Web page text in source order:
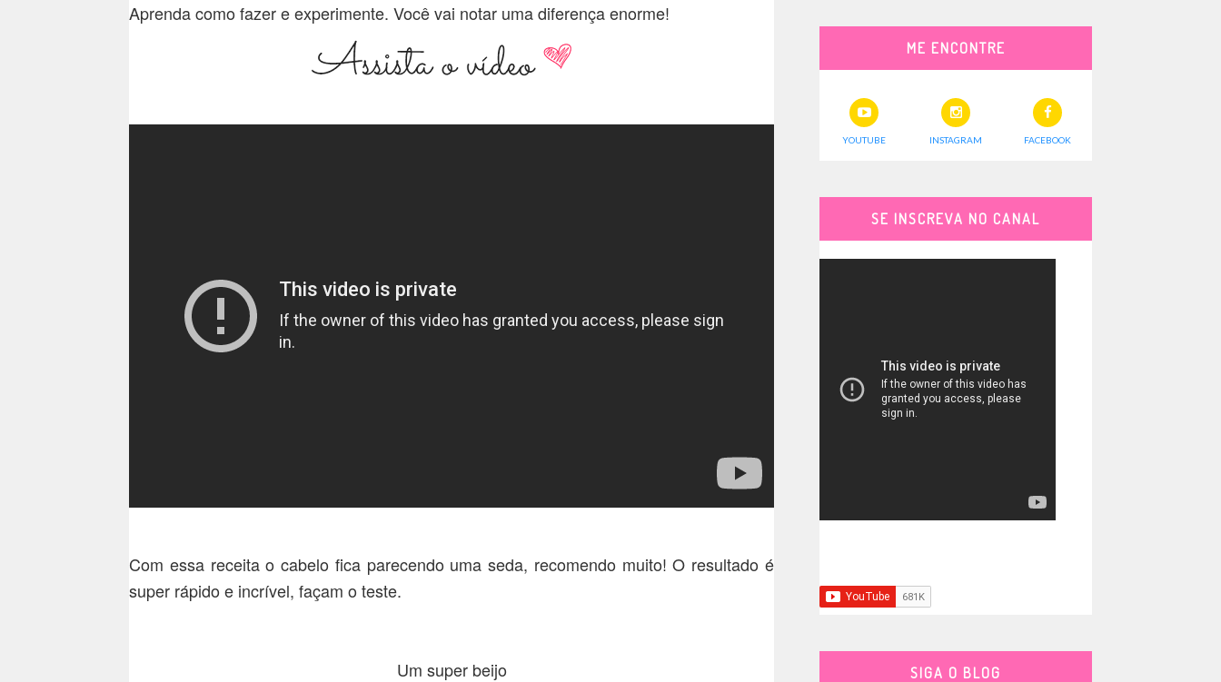
Aprenda como fazer e experimente. Você vai notar uma diferença enorme!
Com essa receita o cabelo fica parecendo uma seda, recomendo muito! O resultado é
super rápido e incrível, façam o teste.
Um super beijo
ME ENCONTRE
YOUTUBE INSTAGRAM FACEBOOK
SE INSCREVA NO CANAL
SIGA O BLOG